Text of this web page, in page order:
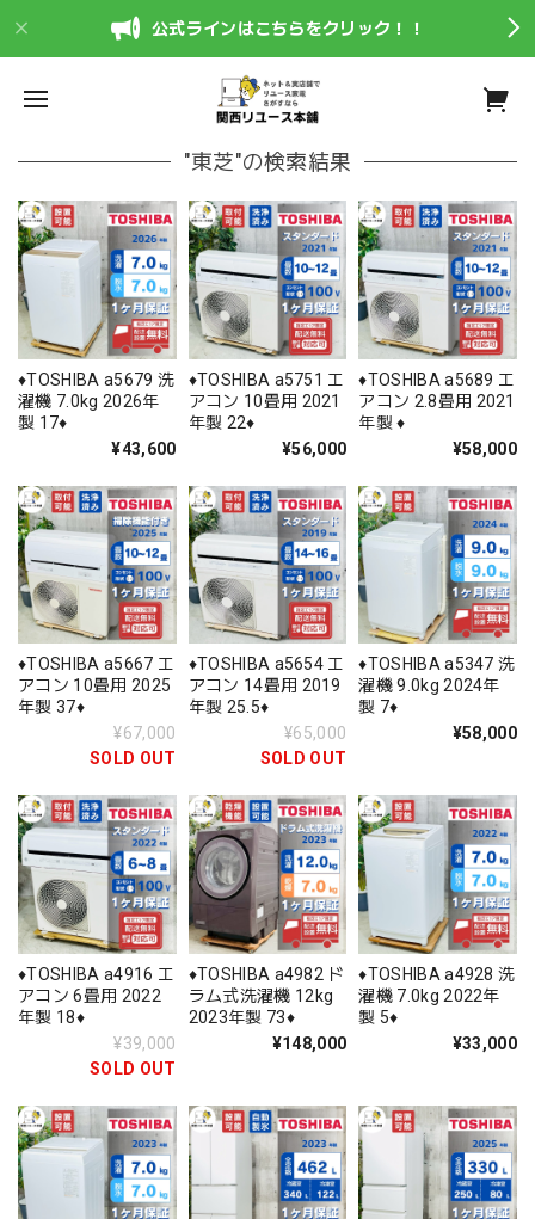
公式ラインはこちらをクリック！！
"東芝"の検索結果
♦️TOSHIBA a5679 洗
濯機 7.0kg 2026年
製 17♦️
¥43,600
♦️TOSHIBA a5751 エ
アコン 10畳用 2021
年製 22♦️
¥56,000
♦️TOSHIBA a5689 エ
アコン 2.8畳用 2021
年製 ♦️
¥58,000
♦️TOSHIBA a5667 エ
アコン 10畳用 2025
年製 37♦️
¥67,000
SOLD OUT
♦️TOSHIBA a5654 エ
アコン 14畳用 2019
年製 25.5♦️
¥65,000
SOLD OUT
♦️TOSHIBA a5347 洗
濯機 9.0kg 2024年
製 7♦️
¥58,000
♦️TOSHIBA a4916 エ
アコン 6畳用 2022
年製 18♦️
¥39,000
SOLD OUT
♦️TOSHIBA a4982 ド
ラム式洗濯機 12kg
2023年製 73♦️
¥148,000
♦️TOSHIBA a4928 洗
濯機 7.0kg 2022年
製 5♦️
¥33,000